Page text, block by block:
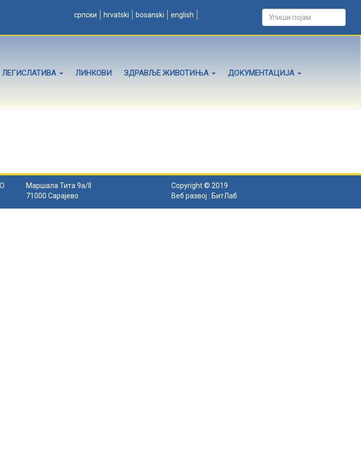
српски hrvatski bosanski english
ЛЕГИСЛАТИВА ЛИНКОВИ ЗДРАВЉЕ ЖИВОТИЊА ДОКУМЕНТАЦИЈА
Маршала Тита 9а/II
71000 Сарајево
Copyright © 2019
Веб развој : БитЛаб